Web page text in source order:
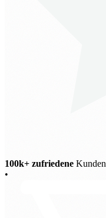
100k+ zufriedene Kunden
•